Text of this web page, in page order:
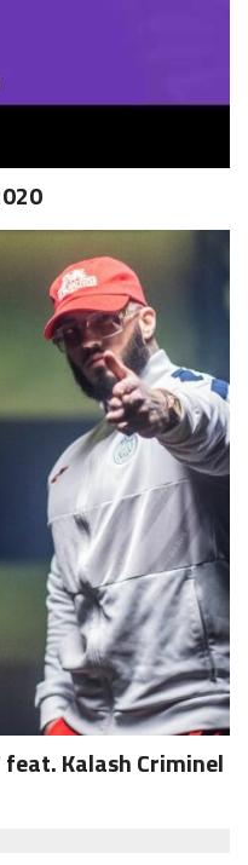
feat. Kalash Criminel